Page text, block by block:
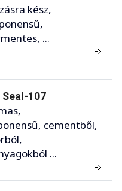
kész,
...
Seal-107
cementből,
...